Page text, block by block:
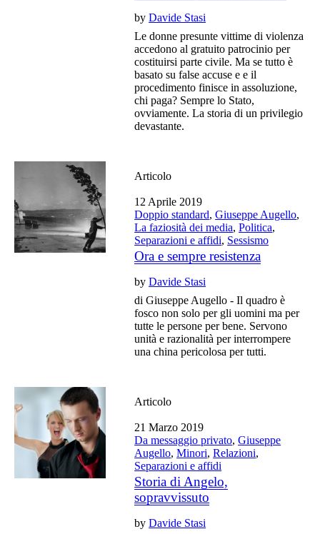
byDavide Stasi
Le donne presunte vittime di violenza
accedono al gratuito patrocinio per
costituirsi parte civile. Ma se tutto è
basato su false accuse e e il
procedimento finisce in assoluzione,
chi paga? Sempre lo Stato,
ovviamente. La storia di un privilegio
devastante.
Articolo
12 Aprile 2019
Doppio standard,Giuseppe Augello,
La faziosità dei media,Politica,
Separazioni e affidi, Sessismo
Ora e sempre resistenza
byDavide Stasi
di Giuseppe Augello - Il quadro è
fosco non solo per gli uomini ma per
tutte le persone per bene. Servono
unità e razionalità per interrompere
una china pericolosa per tutti.
Articolo
21 Marzo 2019
Da messaggio privato,Giuseppe
Augello,Minori,Relazioni,
Separazioni e affidi
Storia di Angelo,
sopravvissuto
byDavide Stasi